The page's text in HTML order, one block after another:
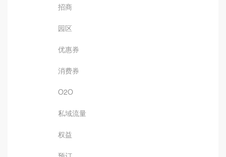
招商
园区
优惠券
消费券
O2O
私域流量
权益